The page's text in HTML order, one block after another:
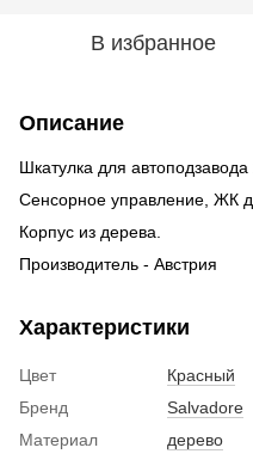
В избранное
Описание
Шкатулка для
Сенсорное управление, ЖК
Корпус из дерева.
Производитель - Австрия
Характеристики
Цвет
Красный
Бренд
Salvadore
Материал
дерево